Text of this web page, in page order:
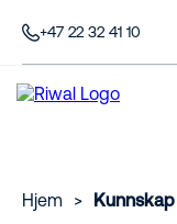
+47 22 32 41 10
Hjem > Kunnskap